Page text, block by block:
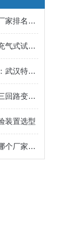
互感器伏安特性测试仪厂家排名：聚焦伏安特性测试与武汉特高压实践
应对电力预防性试验，充气式试验变压器的选择有何考量？
无线高压核相器哪家好：武汉特高压无线核相器的场景化应用探析
精准高效，一手掌握：三回路变压器直阻测试新方案
装置选型
互感器伏安特性测试仪哪个厂家好：从核心功能配置到典型场景验证的综合评估